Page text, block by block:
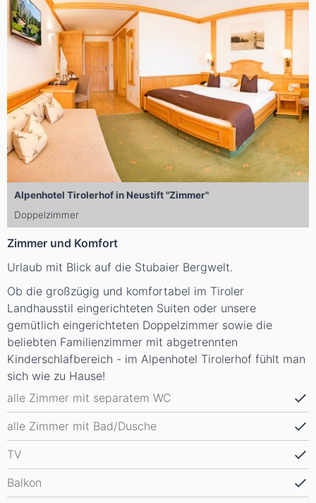
Alpenhotel Tirolerhof in Neustift "Zimmer"
Doppelzimmer
Zimmer und Komfort
Urlaub mit Blick auf die Stubaier Bergwelt.
Ob die großzügig und komfortabel im Tiroler
Landhausstil eingerichteten Suiten oder unsere
gemütlich eingerichteten Doppelzimmer sowie die
beliebten Familienzimmer mit abgetrennten
Kinderschlafbereich - im Alpenhotel Tirolerhof fühlt man
sich wie zu Hause!
alle Zimmer mit separatem WC
alle Zimmer mit Bad/Dusche
TV
Balkon